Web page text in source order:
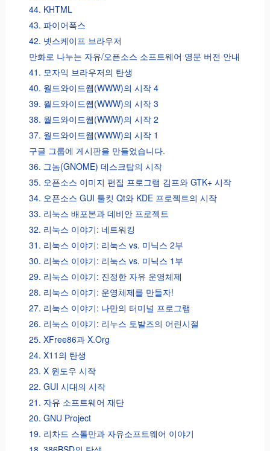
44. KHTML
43. 파이어폭스
42. 넷스케이프 브라우저
만화로 나누는 자유/오픈소스 소프트웨어 영문 버전 안내
41. 모자익 브라우저의 탄생
40. 월드와이드웹(WWW)의 시작 4
39. 월드와이드웹(WWW)의 시작 3
38. 월드와이드웹(WWW)의 시작 2
37. 월드와이드웹(WWW)의 시작 1
구글 그룹에 게시판을 만들었습니다.
36. 그놈(GNOME) 데스크탑의 시작
35. 오픈소스 이미지 편집 프로그램 김프와 GTK+ 시작
34. 오픈소스 GUI 툴킷 Qt와 KDE 프로젝트의 시작
33. 리눅스 배포본과 데비안 프로젝트
32. 리눅스 이야기: 네트워킹
31. 리눅스 이야기: 리눅스 vs. 미닉스 2부
30. 리눅스 이야기: 리눅스 vs. 미닉스 1부
29. 리눅스 이야기: 진정한 자유 운영체제
28. 리눅스 이야기: 운영체제를 만들자!
27. 리눅스 이야기: 나만의 터미널 프로그램
26. 리눅스 이야기: 리누스 토발즈의 어린시절
25. XFree86과 X.Org
24. X11의 탄생
23. X 윈도우 시작
22. GUI 시대의 시작
21. 자유 소프트웨어 재단
20. GNU Project
19. 리차드 스톨만과 자유소프트웨어 이야기